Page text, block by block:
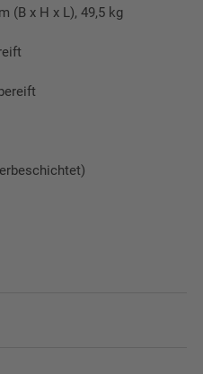
(B x H x L), 49,5 kg